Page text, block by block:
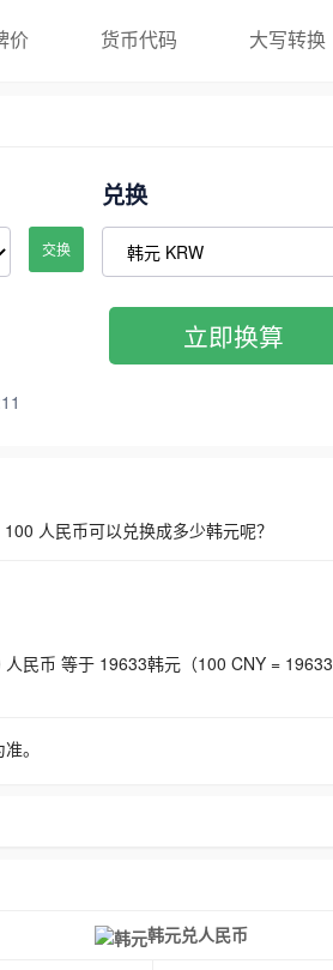
价 货币代码 大写转换
交换
兑换
立即换算
人民币可以兑换成多少韩元呢？
民币 等于 19633韩元（100 CNY = 19633
。
韩元兑人民币